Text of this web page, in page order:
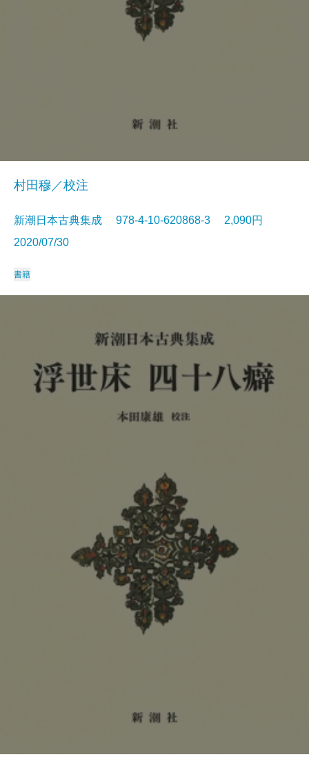
村田穆／校注
新潮日本古典集成 978-4-10-620868-3 2,090円
2020/07/30
書籍